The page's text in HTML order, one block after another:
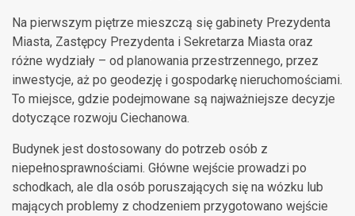
Na pierwszym piętrze mieszczą się gabinety Prezydenta
Miasta, Zastępcy Prezydenta i Sekretarza Miasta oraz
różne wydziały – od planowania przestrzennego, przez
inwestycje, aż po geodezję i gospodarkę nieruchomościami.
To miejsce, gdzie podejmowane są najważniejsze decyzje
dotyczące rozwoju Ciechanowa.
Budynek jest dostosowany do potrzeb osób z
niepełnosprawnościami. Główne wejście prowadzi po
schodkach, ale dla osób poruszających się na wózku lub
mających problemy z chodzeniem przygotowano wejście